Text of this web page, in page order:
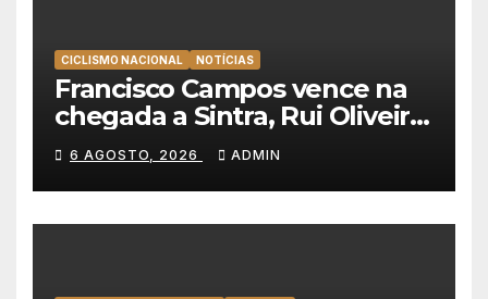
CICLISMO NACIONAL NOTÍCIAS
Francisco Campos vence na
chegada a Sintra, Rui Oliveira
veste de amarelo na Volta a
Portugal
6 AGOSTO, 2026 ADMIN